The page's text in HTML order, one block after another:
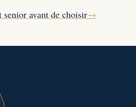
avant de choisir→